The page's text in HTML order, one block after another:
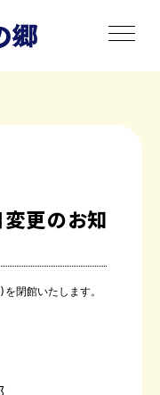
toggle
更のお知
閉館いたします。